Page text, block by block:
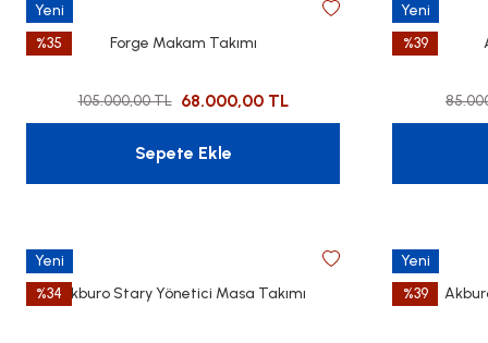
Yeni
%35
Forge Makam Takımı
105.000,00 TL 68.000,00 TL
Sepete Ekle
Yeni
%39
Yeni
%34Akburo Stary Yönetici Masa Takımı
Yeni
%39